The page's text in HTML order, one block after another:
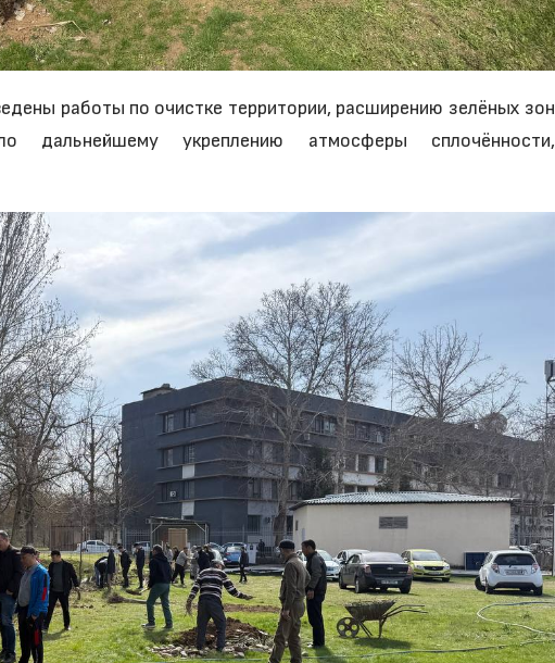
работы по очистке территории, расширению зелёных зон
дальнейшему укреплению атмосферы сплочённости,